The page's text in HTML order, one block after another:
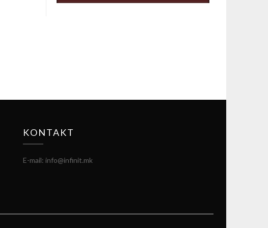
KONTAKT
E-mail: info@infinit.mk